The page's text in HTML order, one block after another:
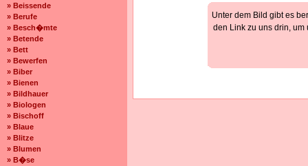
» Beissende
» Berufe
» Besch�mte
» Betende
» Bett
» Bewerfen
» Biber
» Bienen
» Bildhauer
» Biologen
» Bischoff
» Blaue
» Blitze
» Blumen
» B�se
Unter dem Bild gibt es
den Link zu uns drin,